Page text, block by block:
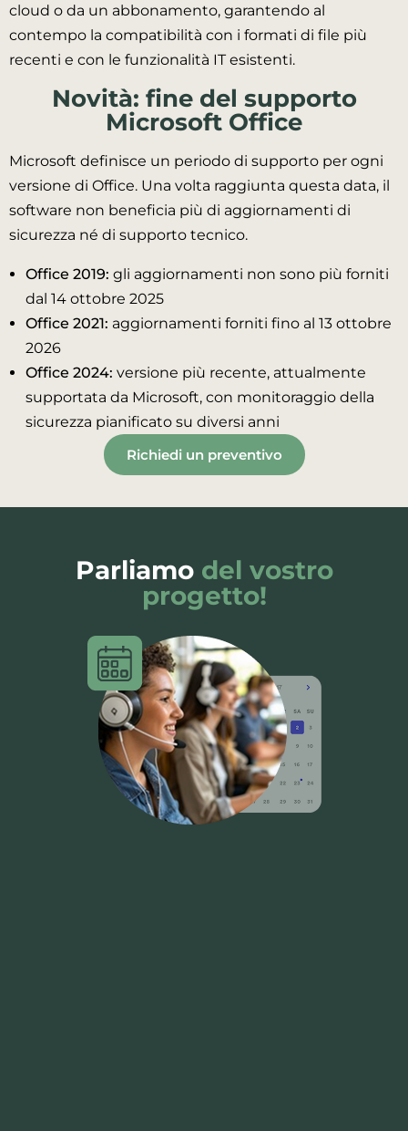
cloud o da un abbonamento, garantendo al
contempo la compatibilità con i formati di file più
recenti e con le funzionalità IT esistenti.
Novità: fine del supporto
Microsoft Office
Microsoft definisce un periodo di supporto per ogni
versione di Office. Una volta raggiunta questa data, il
software non beneficia più di aggiornamenti di
sicurezza né di supporto tecnico.
Office 2019: gli aggiornamenti non sono più forniti
dal 14 ottobre 2025
Office 2021: aggiornamenti forniti fino al 13 ottobre
2026
Office 2024: versione più recente, attualmente
supportata da Microsoft, con monitoraggio della
sicurezza pianificato su diversi anni
Richiedi un preventivo
Parliamo del vostro
progetto!